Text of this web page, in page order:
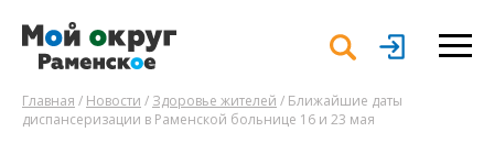
Главная / Новости / Здоровье жителей / Ближайшие даты
диспансеризации в Раменской больнице 16 и 23 мая